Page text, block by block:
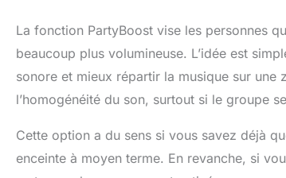
La fonction PartyBoost vise les personnes
beaucoup plus volumineuse. L’idée est
sonore et mieux répartir la musique sur une
l’homogénéité du son, surtout si le groupe
Cette option a du sens si vous savez déjà
enceinte à moyen terme. En revanche, si